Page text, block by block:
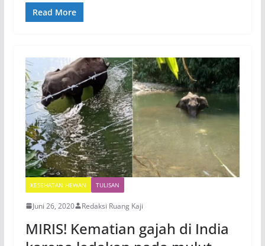
Read More
KESEHATAN HEWAN TULISAN
Juni 26, 2020 Redaksi Ruang Kaji
MIRIS! Kematian gajah di India